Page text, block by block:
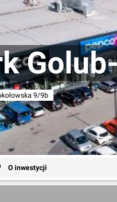
9/9b
O inwestycji